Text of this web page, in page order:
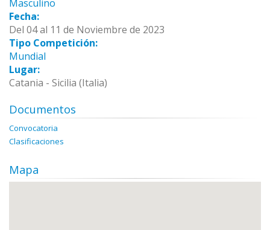
Masculino
Fecha:
Del 04 al 11 de Noviembre de 2023
Tipo Competición:
Mundial
Lugar:
Catania - Sicilia (Italia)
Documentos
Convocatoria
Clasificaciones
Mapa